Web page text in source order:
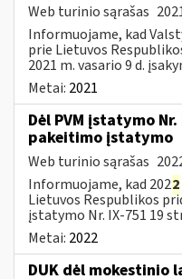
Web turinio sąrašas
Informuojame, kad
prie Lietuvos
2021 m. vasario 9 d.
Metai: 2021
Dėl PVM įstatymo
pakeitimo įstatymo
Web turinio sąrašas
Informuojame, kad 2022
Lietuvos Respublikos
įstatymo Nr. IX-751 19
Metai: 2022
DUK dėl mokestinio